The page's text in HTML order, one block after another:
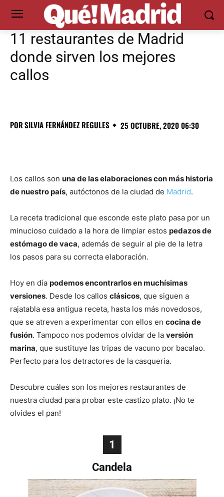
11 restaurantes de Madrid
donde sirven los mejores
callos
PORSILVIA FERNÁNDEZ REGULES 25 OCTUBRE, 2020 06:30
Los callos son una de las elaboraciones con más historia
de nuestro país, autóctonos de la ciudad de Madrid.
La receta tradicional que esconde este plato pasa por un
minucioso cuidado a la hora de limpiar estos pedazos de
estómago de vaca, además de seguir al pie de la letra
los pasos para su correcta elaboración.
Hoy en día podemos encontrarlos en muchísimas
versiones. Desde los callos clásicos, que siguen a
rajatabla esa antigua receta, hasta los más novedosos,
que se atreven a experimentar con ellos en cocina de
fusión. Tampoco nos podemos olvidar de la versión
marina, que sustituye las tripas de vacuno por bacalao.
Perfecto para los detractores de la casquería.
Descubre cuáles son los mejores restaurantes de
nuestra ciudad para probar este castizo plato. ¡No te
olvides el pan!
1
Candela